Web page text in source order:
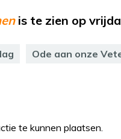
is te zien op
Ode aan onze
te kunnen plaatsen.